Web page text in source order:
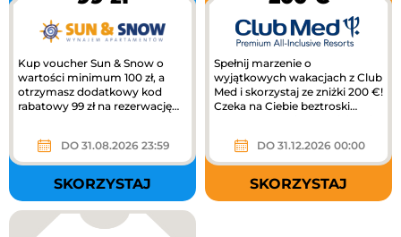
Kup voucher Sun & Snow o
wartości minimum 100 zł, a
otrzymasz dodatkowy kod
rabatowy 99 zł na rezerwację
DO 31.08.2026 23:59
SKORZYSTAJ
Spełnij marzenie o
wyjątkowych wakacjach z Club
Med i skorzystaj ze zniżki 200 €!
Czeka na Ciebie beztroski
DO 31.12.2026 00:00
SKORZYSTAJ